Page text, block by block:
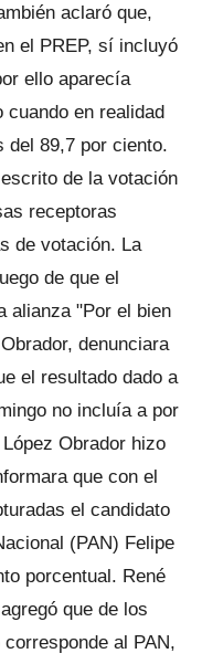
aclaró que,
el PREP, sí incluyó
ello aparecía
cuando en realidad
del 89,7 por ciento.
de la votación
receptoras
de votación. La
de que el
alianza "Por el bien
denunciara
el resultado dado a
no incluía a por
Obrador hizo
que con el
el candidato
(PAN) Felipe
porcentual. René
que de los
al PAN,